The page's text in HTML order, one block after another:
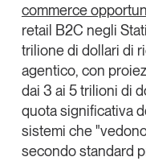
Un anno di
Tendenze
Leggi il magazine
commerce
retail B2C negli
trilione di dollari di
agentico, con
dai 3 ai 5 trilioni di
quota significativa
sistemi che
secondo standard